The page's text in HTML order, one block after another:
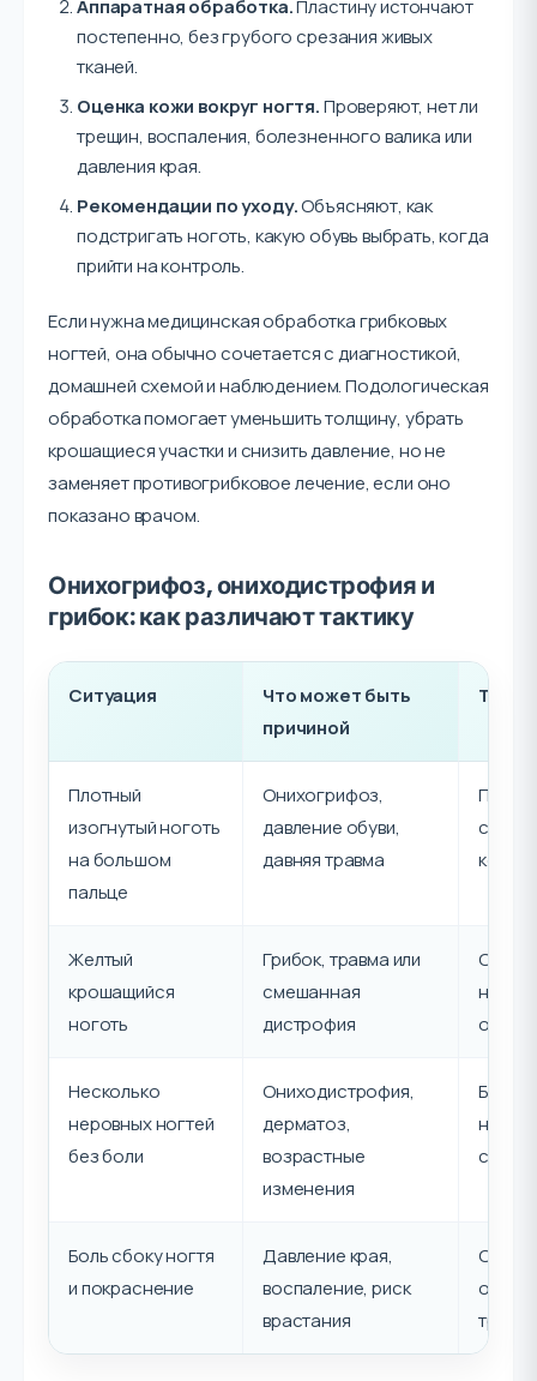
Аппаратная обработка.Пластину истончают
постепенно, без грубого срезания живых
тканей.
Оценка кожи вокруг ногтя.Проверяют, нет ли
трещин, воспаления, болезненного валика или
давления края.
Рекомендации по уходу.Объясняют, как
подстригать ноготь, какую обувь выбрать, когда
прийти на контроль.
Если нужна медицинская обработка грибковых
ногтей, она обычно сочетается с диагностикой,
домашней схемой и наблюдением. Подологическая
обработка помогает уменьшить толщину, убрать
крошащиеся участки и снизить давление, но не
заменяет противогрибковое лечение, если оно
показано врачом.
Онихогрифоз, ониходистрофия и
грибок: как различают тактику
Ситуация
Что может быть
причиной
Плотный
изогнутый ноготь
на большом
пальце
Онихогрифоз,
давление обуви,
давняя травма
Желтый
крошащийся
ноготь
Грибок, травма или
смешанная
дистрофия
Несколько
неровных ногтей
без боли
Ониходистрофия,
дерматоз,
возрастные
изменения
Боль сбоку ногтя
и покраснение
Давление края,
воспаление, риск
врастания
Очная